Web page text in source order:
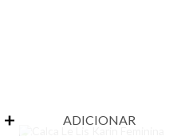
ADICIONAR